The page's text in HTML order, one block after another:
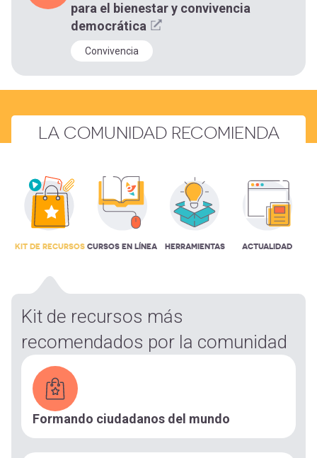
para el bienestar y convivencia
democrática
Convivencia
LA COMUNIDAD RECOMIENDA
KIT DE RECURSOS CURSOS EN LÍNEA HERRAMIENTAS ACTUALIDAD
Kit de recursos más
recomendados por la comunidad
Formando ciudadanos del mundo